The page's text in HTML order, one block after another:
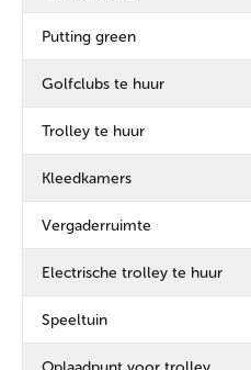
Putting green
Golfclubs te huur
Trolley te huur
Kleedkamers
Vergaderruimte
Electrische trolley te huur
Speeltuin